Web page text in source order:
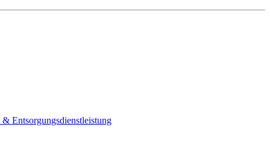
Entsorgungsdienstleistung